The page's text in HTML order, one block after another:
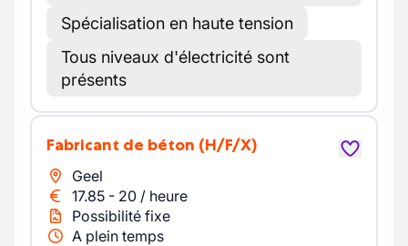
Spécialisation en haute tension
Tous niveaux d'électricité sont
présents
Fabricant de béton (H/F/X)
Geel
17.85 - 20 / heure
Possibilité fixe
A plein temps